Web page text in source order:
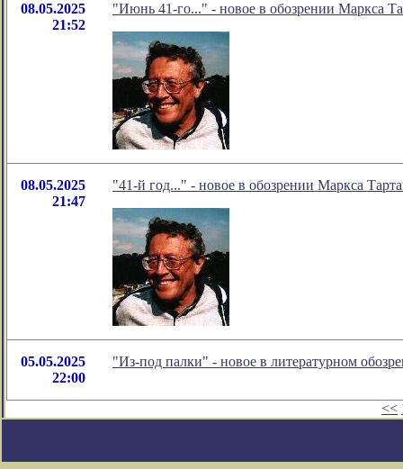
08.05.2025
21:52
"Июнь 41-го..." - новое в обозрении Маркса
08.05.2025
21:47
"41-й год..." - новое в обозрении Маркса
05.05.2025
22:00
"Из-под палки" - новое в литературном
<<